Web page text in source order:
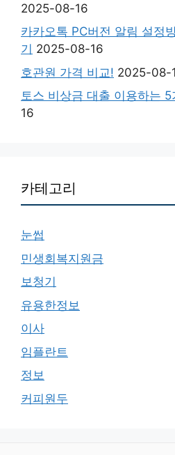
2025-08-16
카카오톡 PC버전 알림 설정
기 2025-08-16
호관원 가격 비교! 2025-08-
토스 비상금 대출 이용하는 5
16
카테고리
눈썹
민생회복지원금
보청기
유용한정보
이사
임플란트
정보
커피원두